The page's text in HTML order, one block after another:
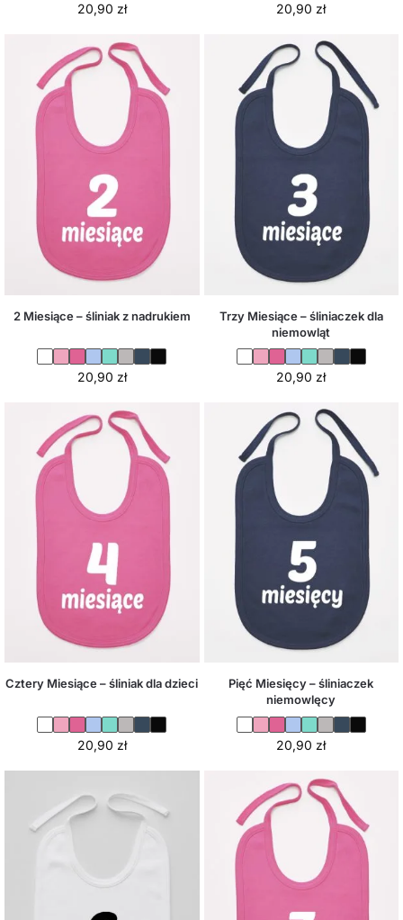
20,90 zł 20,90 zł
2 Miesiące – śliniak z nadrukiem
20,90 zł
Trzy Miesiące – śliniaczek dla
niemowląt
20,90 zł
Cztery Miesiące – śliniak dla dzieci
20,90 zł
Pięć Miesięcy – śliniaczek
niemowlęcy
20,90 zł